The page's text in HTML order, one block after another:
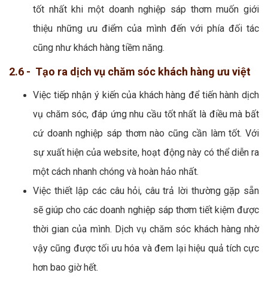
tốt nhất khi một doanh nghiệp sáp thơm muốn giới
thiệu những ưu điểm của mình đến với phía đối tác
cũng như khách hàng tiềm năng.
2.6 - Tạo ra dịch vụ chăm sóc khách hàng ưu việt
Việc tiếp nhận ý kiến của khách hàng để tiến hành dịch
vụ chăm sóc, đáp ứng nhu cầu tốt nhất là điều mà bất
cứ doanh nghiệp sáp thơm nào cũng cần làm tốt. Với
sự xuất hiện của website, hoạt động này có thể diễn ra
một cách nhanh chóng và hoàn hảo nhất.
Việc thiết lập các câu hỏi, câu trả lời thường gặp sẵn
sẽ giúp cho các doanh nghiệp sáp thơm tiết kiệm được
thời gian của mình. Dịch vụ chăm sóc khách hàng nhờ
vậy cũng được tối ưu hóa và đem lại hiệu quả tích cực
hơn bao giờ hết.